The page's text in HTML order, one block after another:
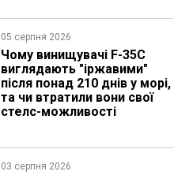
05 серпня 2026
Чому винищувачі F-35C
виглядають "іржавими"
після понад 210 днів у морі,
та чи втратили вони свої
стелс-можливості
03 серпня 2026